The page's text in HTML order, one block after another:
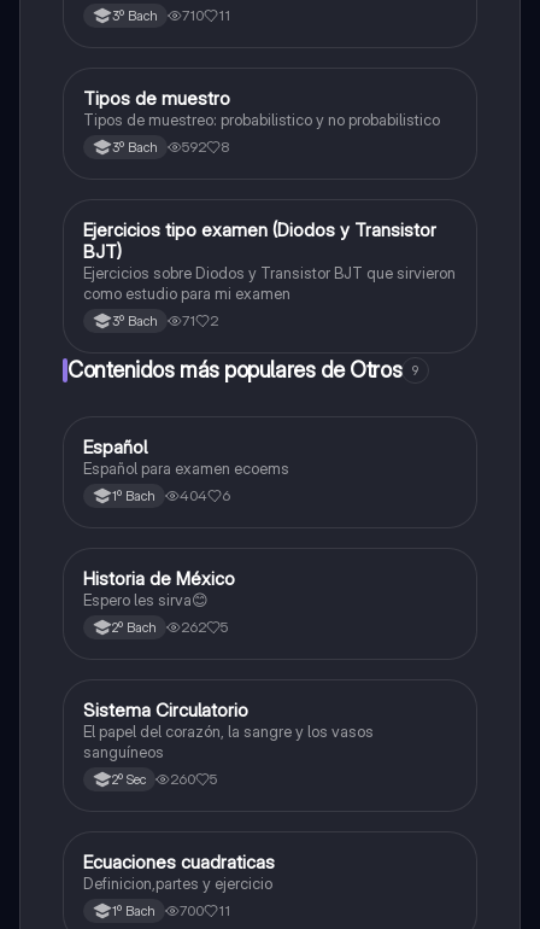
3º Bach 710 11
Otros
Tipos de muestro
Tipos de muestreo: probabilistico y no probabilistico
3º Bach 592 8
Otros
Ejercicios tipo examen (Diodos y Transistor
BJT)
Ejercicios sobre Diodos y Transistor BJT que sirvieron
como estudio para mi examen
3º Bach 71 2
Contenidos más populares de Otros 9
Otros
Español
Español para examen ecoems
1º Bach 404 6
Otros
Historia de México
Espero les sirva😊
2º Bach 262 5
Otros
Sistema Circulatorio
El papel del corazón, la sangre y los vasos
sanguíneos
2º Sec 260 5
Física
Ecuaciones cuadraticas
Definicion,partes y ejercicio
1º Bach 700 11